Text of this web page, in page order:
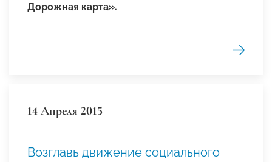
Дорожная карта».
14 Апреля 2015
Возглавь движение социального